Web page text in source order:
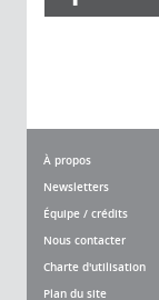
À propos
Newsletters
Équipe / crédits
Nous contacter
Charte d'utilisation
Plan du site